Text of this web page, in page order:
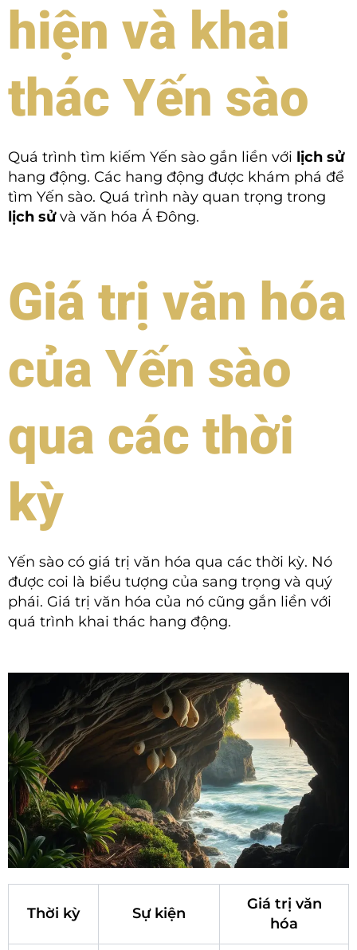
hiện và khai
thác Yến sào
Quá trình tìm kiếm Yến sào gắn liền với lịch sử
hang động. Các hang động được khám phá để
tìm Yến sào. Quá trình này quan trọng trong
lịch sửvà văn hóa Á Đông.
Giá trị văn hóa
của Yến sào
qua các thời
kỳ
Yến sào có giá trị văn hóa qua các thời kỳ. Nó
được coi là biểu tượng của sang trọng và quý
phái. Giá trị văn hóa của nó cũng gắn liền với
quá trình khai thác hang động.
Thời kỳ Sự kiện
Giá trị văn
hóa